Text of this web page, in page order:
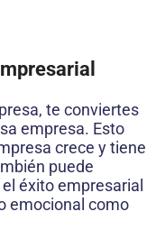
te conviertes
empresa. Esto
crece y tiene
puede
éxito empresarial
emocional como